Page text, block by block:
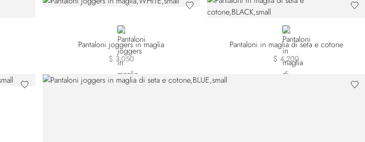
WHITE
Pantaloni joggers in maglia
$ 3,050
BLACK
Pantaloni in maglia di seta e cotone
$ 4,200